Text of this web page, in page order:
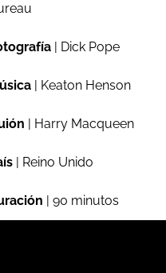
| Dick Pope
| Keaton Henson
| Harry Macqueen
| Reino Unido
| 90 minutos